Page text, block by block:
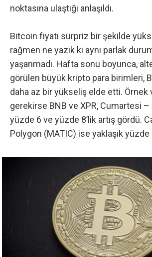
noktasına ulaştığı anlaşıldı.
Bitcoin fiyatı sürpriz bir şekilde
rağmen ne yazık ki aynı parlak
yaşanmadı. Hafta sonu boyunca,
görülen büyük kripto para birimleri,
daha az bir yükseliş elde etti. Örnek
gerekirse BNB ve XPR, Cumartesi
yüzde 6 ve yüzde 8’lik artış gördü.
Polygon (MATIC) ise yaklaşık yüzde